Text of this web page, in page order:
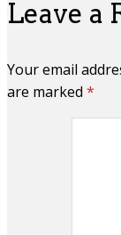
Leave a
Your email
are marked *